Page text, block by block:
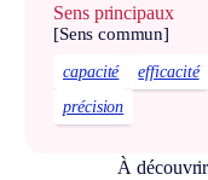
Sens principaux
[Sens commun]
capacité efficacité
précision
À découvrir